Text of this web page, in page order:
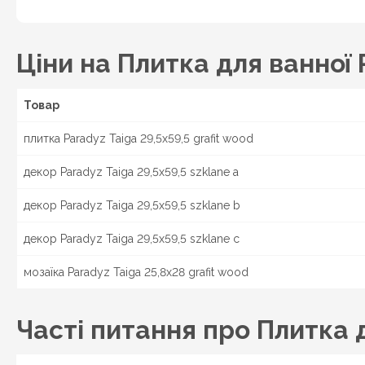
Кременчук, Миргород, Лубни, Вінниця,
Подільський, Івано-Франківськ, Калуш,
Ціни на Плитка для
Товар
плитка Paradyz Taiga 29,5x59,5 grafit wood
декор Paradyz Taiga 29,5x59,5 szklane a
декор Paradyz Taiga 29,5x59,5 szklane b
декор Paradyz Taiga 29,5x59,5 szklane c
мозаїка Paradyz Taiga 25,8x28 grafit wood
Часті питання про Плитка